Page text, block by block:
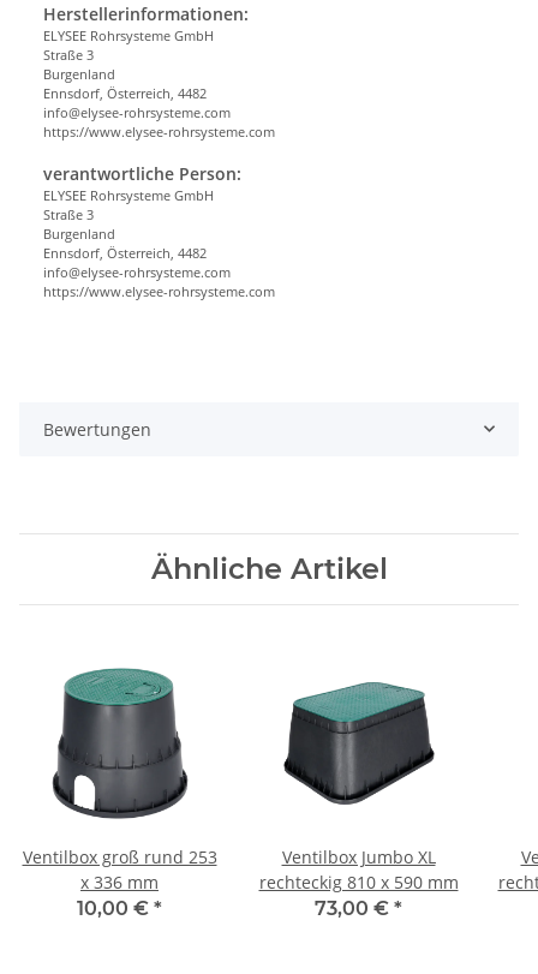
Herstellerinformationen:
ELYSEE Rohrsysteme GmbH
Straße 3
Burgenland
Ennsdorf, Österreich, 4482
info@elysee-rohrsysteme.com
https://www.elysee-rohrsysteme.com
verantwortliche Person:
ELYSEE Rohrsysteme GmbH
Straße 3
Burgenland
Ennsdorf, Österreich, 4482
info@elysee-rohrsysteme.com
https://www.elysee-rohrsysteme.com
Bewertungen
Ähnliche Artikel
Ventilbox groß rund 253
x 336 mm
10,00 € *
Ventilbox Jumbo XL
rechteckig 810 x 590 mm
73,00 € *